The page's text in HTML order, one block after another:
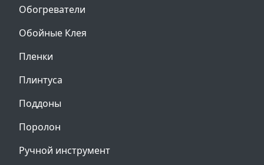
Обогреватели
Обойные Клея
Пленки
Плинтуса
Поддоны
Поролон
Ручной инструмент